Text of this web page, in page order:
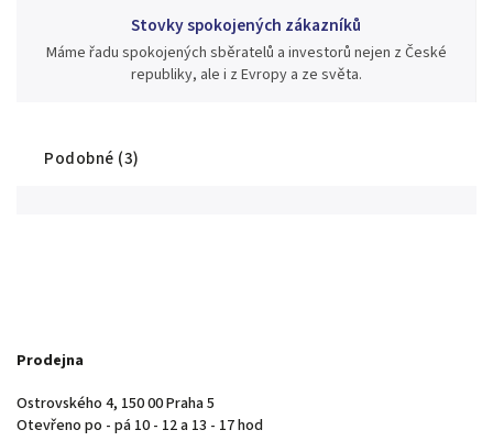
Stovky spokojených zákazníků
Máme řadu spokojených sběratelů a investorů nejen z České
republiky, ale i z Evropy a ze světa.
Podobné (3)
Prodejna
Ostrovského 4, 150 00 Praha 5
Otevřeno po - pá 10 - 12 a 13 - 17 hod